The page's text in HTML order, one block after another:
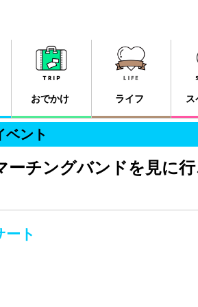
おでかけ ライフ
ベント
チングバンドを見に行
ト